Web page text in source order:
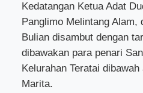
Kedatangan Ketua Adat
Panglimo Melintang Alam,
Bulian disambut dengan
dibawakan para penari
Kelurahan Teratai
Marita.